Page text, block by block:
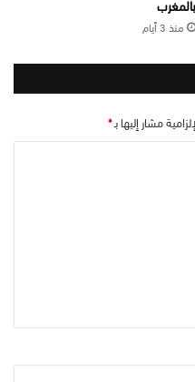
بالمغرب
منذ 3 أيام
مشار إليها بـ*